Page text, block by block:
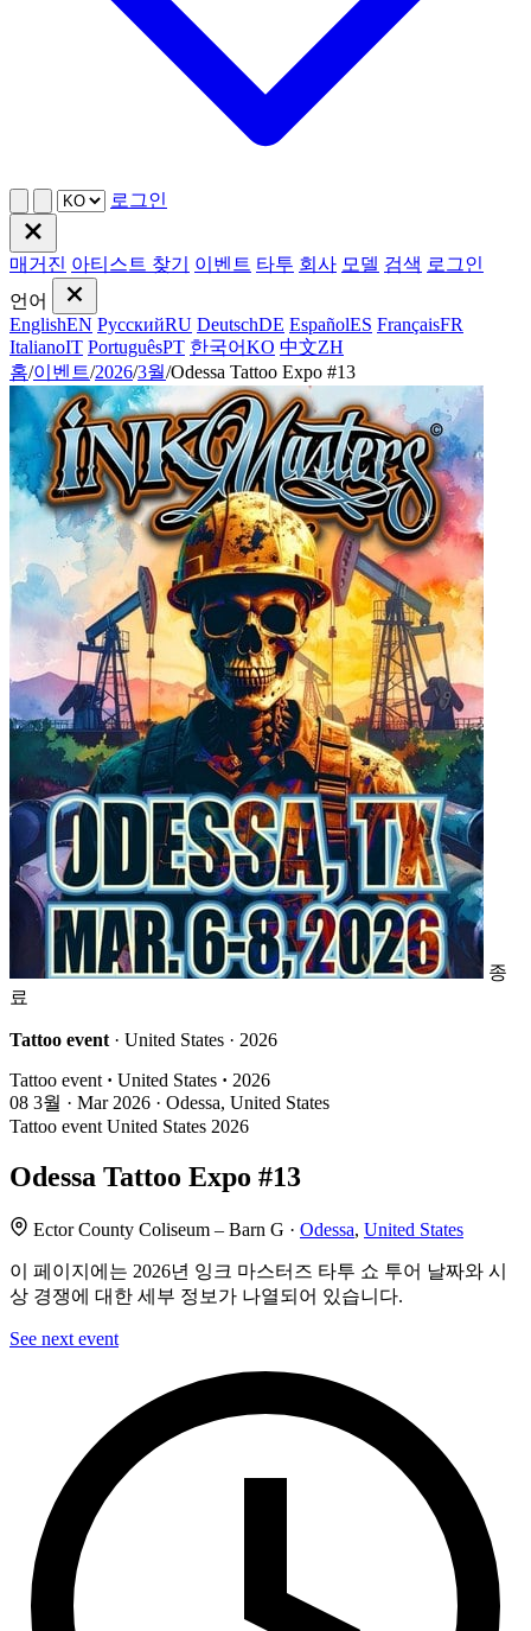
로그인
매거진 아티스트 찾기 이벤트 타투 회사 모델 검색 로그인
언어
EnglishEN РусскийRU DeutschDE EspañolES FrançaisFR
ItalianoIT PortuguêsPT 한국어KO 中文ZH
홈/이벤트/2026/3월/Odessa Tattoo Expo #13
종
료
Tattoo event · United States · 2026
Tattoo event · United States · 2026
08 3월 · Mar 2026 · Odessa, United States
Tattoo event United States 2026
Odessa Tattoo Expo #13
Ector County Coliseum – Barn G · Odessa, United States
이 페이지에는 2026년 잉크 마스터즈 타투 쇼 투어 날짜와 시
상 경쟁에 대한 세부 정보가 나열되어 있습니다.
See next event